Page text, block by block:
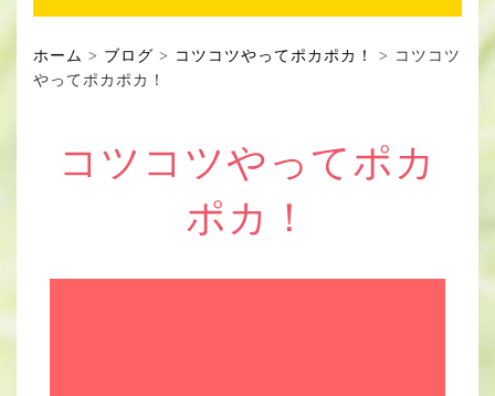
Navigation
ホーム > ブログ > コツコツやってポカポカ！ > コツコツ
やってポカポカ！
コツコツやってポカ
ポカ！